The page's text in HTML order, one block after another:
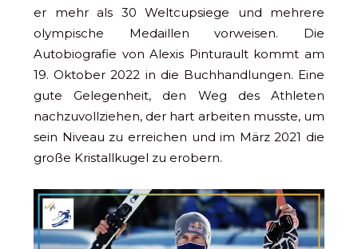
er mehr als 30 Weltcupsiege und mehrere
olympische Medaillen vorweisen. Die
Autobiografie von Alexis Pinturault kommt am
19. Oktober 2022 in die Buchhandlungen. Eine
gute Gelegenheit, den Weg des Athleten
nachzuvollziehen, der hart arbeiten musste, um
sein Niveau zu erreichen und im März 2021 die
große Kristallkugel zu erobern.